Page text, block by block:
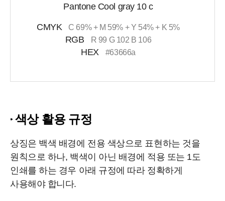
Pantone Cool gray 10 c
CMYK C 69% + M 59% + Y 54% + K 5%
RGB R 99 G 102 B 106
HEX #63666a
색상 활용 규정
상징은 백색 배경에 전용 색상으로 표현하는 것을
원칙으로 하나, 백색이 아닌 배경에 적용 또는 1도
인쇄를 하는 경우 아래 규정에 따라 정확하게
사용해야 합니다.